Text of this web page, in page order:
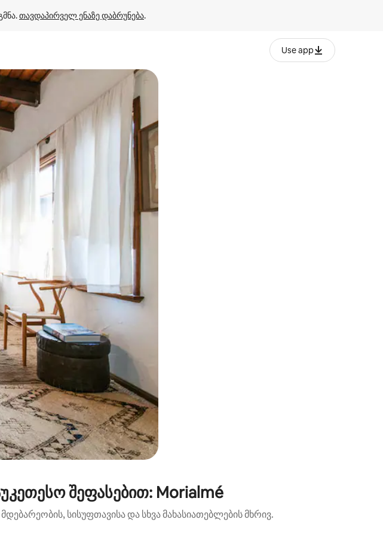
თავდაპირველ ენაზე დაბრუნება.
Use app
მიმართული ისრებით ან შეხებისა თუ თითის გასმის ჟესტები.
შეფასებით: Morialmé
სისუფთავისა და სხვა მახასიათებლების მხრივ.